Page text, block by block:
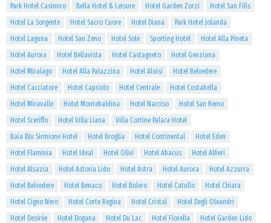
Park Hotel Casimiro
Bella Hotel & Leisure Hotel Garden Zorzi
Hotel San Filis
Hotel La Sorgente
Hotel Sacro Cuore Hotel Diana
Park Hotel Jolanda
Hotel Laguna
Hotel San Zeno Hotel Sole Sporting Hotel
Hotel Alla Pineta
Hotel Aurora
Hotel Bellavista Hotel Castagneto
Hotel Genziana
Hotel Miralago
Hotel Alla Palazzina Hotel Aloisi
Hotel Belvedere
Hotel Cacciatore
Hotel Capriolo Hotel Centrale
Hotel Costabella
Hotel Miravalle
Hotel Montebaldina Hotel Narciso
Hotel San Remo
Hotel Sceriffo
Hotel Villa Liana
Villa Cortine Palace Hotel
Baia Blu Sirmione Hotel
Hotel Broglia Hotel Continental
Hotel Eden
Hotel Flaminia
Hotel Ideal Hotel Olivi Hotel Abacus
Hotel Alfieri
Hotel Alsazia
Hotel Astoria Lido Hotel Astra Hotel Aurora
Hotel Azzurra
Hotel Belvedere
Hotel Benaco Hotel Bolero Hotel Catullo
Hotel Chiara
Hotel Cigno Nero
Hotel Corte Regina Hotel Cristal
Hotel Degli Oleandri
Hotel Desirèe
Hotel Dogana Hotel Du Lac Hotel Fiorella
Hotel Garden Lido